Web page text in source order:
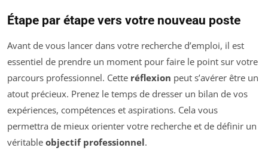
Étape par étape vers votre nouveau poste
Avant de vous lancer dans votre recherche d’emploi, il est
essentiel de prendre un moment pour faire le point sur votre
parcours professionnel. Cette réflexion peut s’avérer être un
atout précieux. Prenez le temps de dresser un bilan de vos
expériences, compétences et aspirations. Cela vous
permettra de mieux orienter votre recherche et de définir un
véritable objectif professionnel.